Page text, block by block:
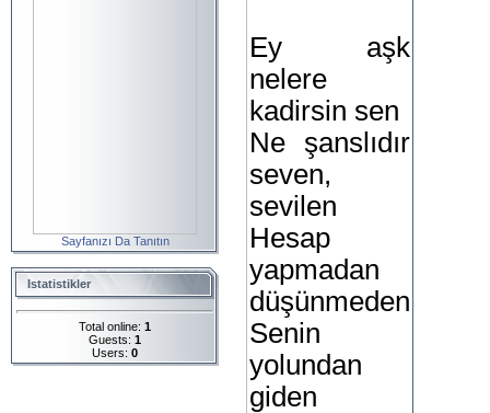
Sayfanızı Da Tanıtın
Istatistikler
Total online: 1
Guests: 1
Users: 0
Ey aşk
nelere
kadirsin sen
Ne şanslıdır
seven,
sevilen
Hesap
yapmadan
düşünmeden
Senin
yolundan
giden